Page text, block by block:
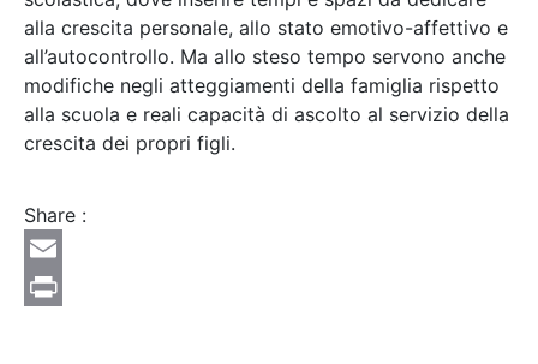
alla crescita personale, allo stato emotivo-affettivo e
all’autocontrollo. Ma allo steso tempo servono anche
modifiche negli atteggiamenti della famiglia rispetto
alla scuola e reali capacità di ascolto al servizio della
crescita dei propri figli.
Share :
Email